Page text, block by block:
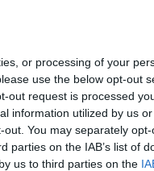
or processing of your
use the below opt-out
out request is processed
information utilized by us
You may separately
parties on the IAB’s list of
us to third parties on the
υπουργός
άρθρο με το
αδίκημα
Νέας